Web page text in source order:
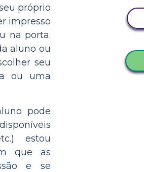
próprio
impresso
na porta.
aluno ou
seu
ou uma
pode
estou
que as
e se